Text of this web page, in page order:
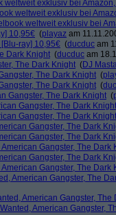
weltweit exklusiv bei
weltweit exklusiv bei
weltweit exklusiv bei
10,95€ (playaz am
ray] 10,95€ (ducduc am
Dark Knight (ducduc am
The Dark Knight (DJ
The Dark Knight (
The Dark Knight (
Gangster, The Dark Knight (
Gangster, The Dark Knight
Gangster, The Dark Knight
Gangster, The Dark
Gangster, The Dark
Gangster, The Dark
Gangster, The Dark
Gangster, The Dark
American Gangster, The
American Gangster, The
American Gangster,